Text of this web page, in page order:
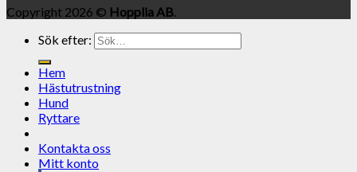
Copyright 2026 © Hopplia AB.
Sök efter:
Hem
Hästutrustning
Hund
Ryttare
Kontakta oss
Mitt konto